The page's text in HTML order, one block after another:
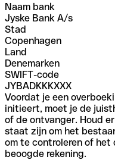
Naam bank
Jyske Bank A/s
Stad
Copenhagen
Land
Denemarken
SWIFT-code
JYBADKKKXXX
Voordat je een
initieert, moet je de
of de ontvanger. Houd
staat zijn om het
om te controleren of het
beoogde rekening.